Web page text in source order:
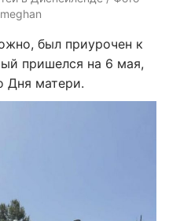
был приурочен к
пришелся на 6 мая,
Дня матери.